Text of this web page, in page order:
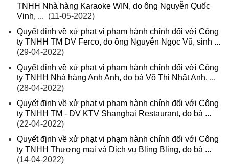
TNHH Nhà hàng Karaoke WIN, do ông Nguyễn Quốc
Vinh, ... (11-05-2022)
Quyết định về xử phạt vi phạm hành chính đối với Công
ty TNHH TM DV Ferco, do ông Nguyễn Ngọc Vũ, sinh ...
(29-04-2022)
Quyết định về xử phạt vi phạm hành chính đối với Công
ty TNHH Nhà hàng Anh Anh, do bà Võ Thị Nhật Anh, ...
(28-04-2022)
Quyết định về xử phạt vi phạm hành chính đối với Công
ty TNHH TM - DV KTV Shanghai Restaurant, do bà ...
(22-04-2022)
Quyết định về xử phạt vi phạm hành chính đối với Công
ty TNHH Thương mại và Dịch vụ Bling Bling, do bà ...
(14-04-2022)